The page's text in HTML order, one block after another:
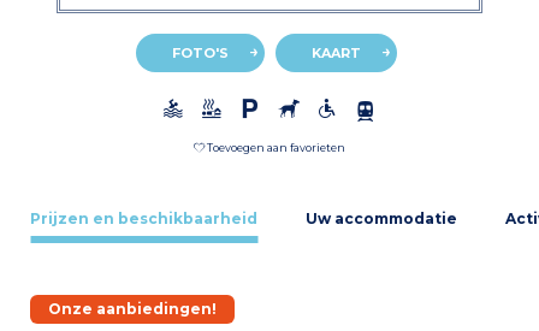
FOTO'S KAART
Toevoegen aan favorieten
Prijzen en beschikbaarheid Uw accommodatie
Onze aanbiedingen!